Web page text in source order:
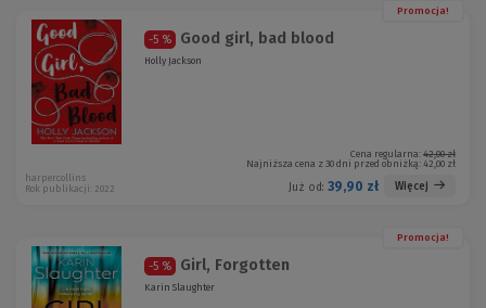
Promocja!
-5 % Good girl, bad blood
Holly Jackson
Cena regularna: 42,00 zł
Najniższa cena z 30 dni przed obniżką: 42,00 zł
Już od: 39,90 zł Więcej
harpercollins
Rok publikacji: 2022
Promocja!
-5 % Girl, Forgotten
Karin Slaughter